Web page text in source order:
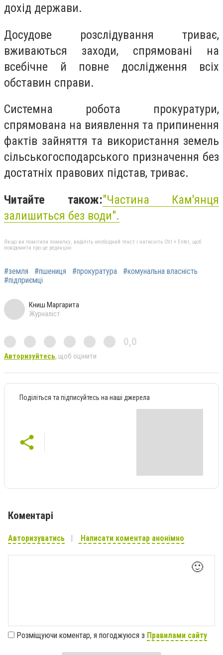
дохід держави.
Досудове розслідування триває,
вживаються заходи, спрямовані на
всебічне й повне дослідження всіх
обставин справи.
Системна робота прокуратури,
спрямована на виявлення та припинення
фактів зайняття та використання земель
сільськогосподарського призначення без
достатніх правових підстав, триває.
Читайте також:"Частина Кам'янця
залишиться без води".
Якщо ви помітили помилку, виділіть необхідний текст і натисніть Ctrl + Enter, щоб
повідомити про це редакцію
#земля #пшениця #прокуратура
#комунальна власність
#підприємці
Книш Маргарита
Журналіст
0,0
Авторизуйтесь, щоб оцінити
Поділіться та підписуйтесь на наші джерела
Коментарі
Авторизуватись Написати коментар анонімно
🙂
Розміщуючи коментар, я погоджуюся з Правилами сайту